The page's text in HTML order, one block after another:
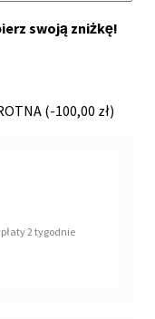
swoją zniżkę!
(-100,00 zł)
2 tygodnie